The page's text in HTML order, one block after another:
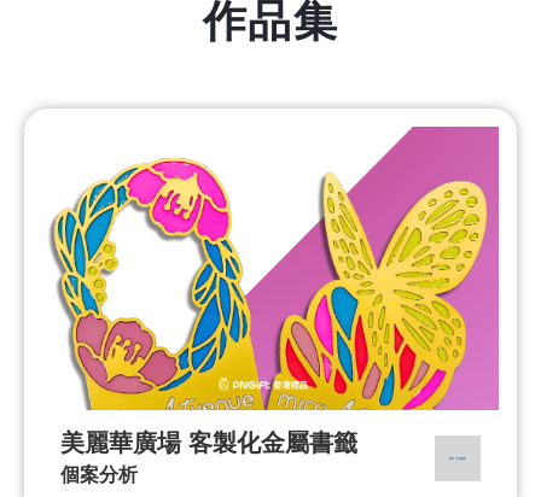
作品集
美麗華廣場 客製化金屬書籤
個案分析